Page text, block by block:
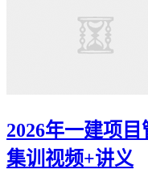
2026年一建项
集训视频+讲义